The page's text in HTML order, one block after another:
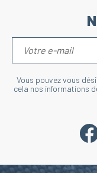
Vous pouvez vous
cela nos informations